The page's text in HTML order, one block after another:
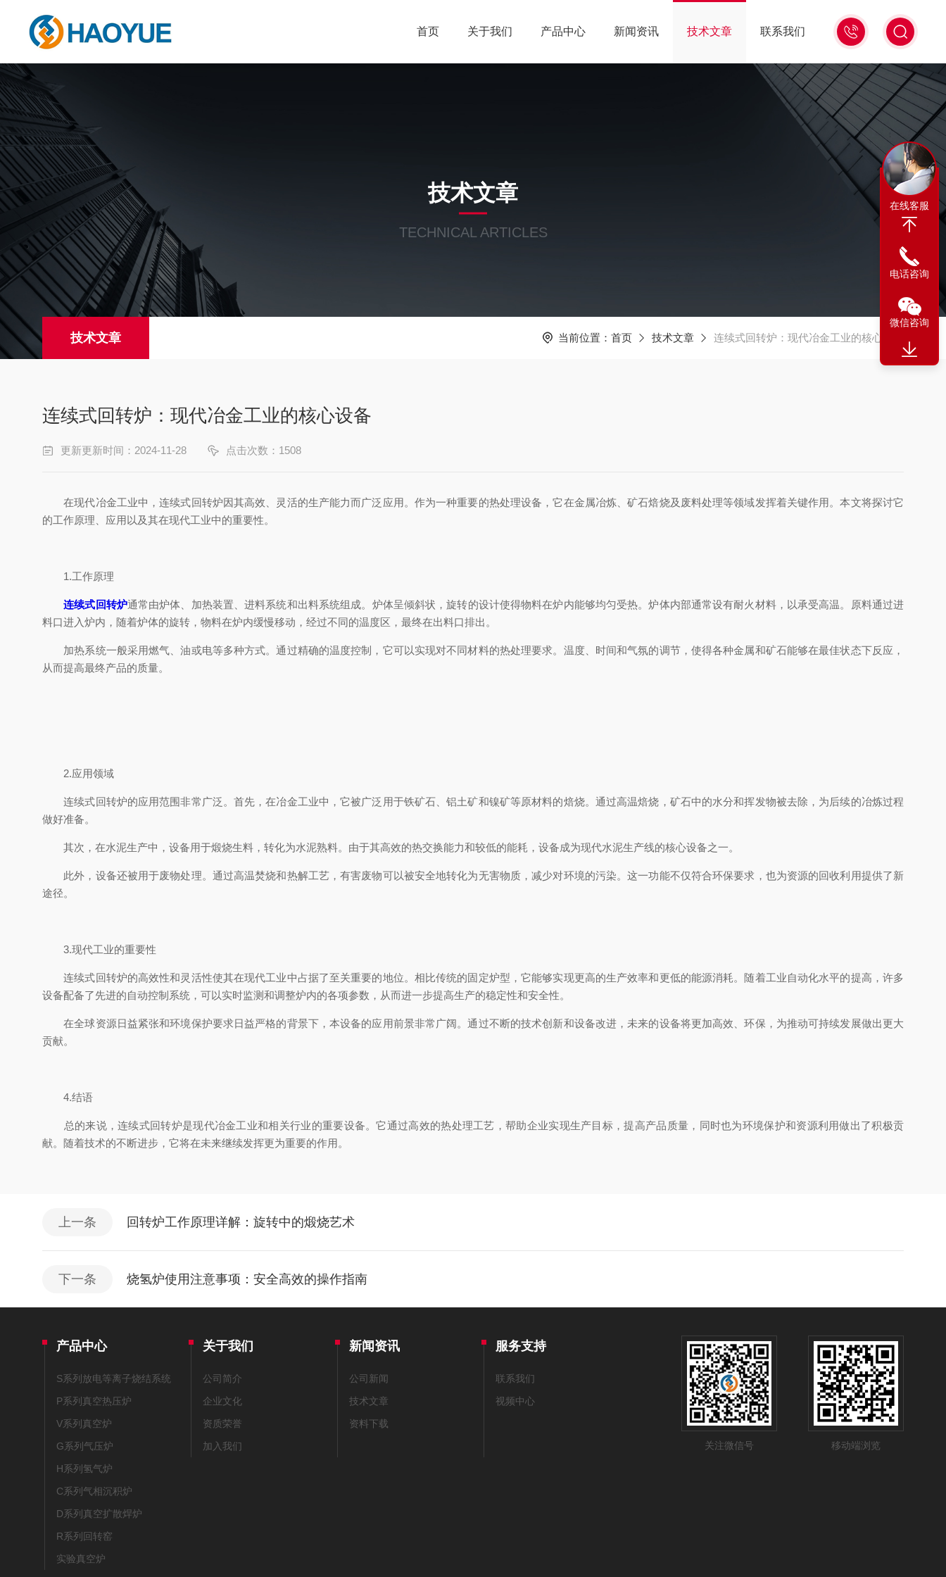
13311665350
首页 关于我们 产品中心 新闻资讯 技术文章 联系我们
技术文章
TECHNICAL ARTICLES
技术文章 当前位置： 首页 技术文章 连续式回转炉：现代冶金工业的核心设备
连续式回转炉：现代冶金工业的核心设备
更新更新时间：2024-11-28 点击次数：1508
在现代冶金工业中，连续式回转炉因其高效、灵活的生产能力而广泛应用。作为一种重要的热处理设备，它在金属冶炼、矿石焙烧及废料处理等领域发挥着关键作用。本文将探讨它
的工作原理、应用以及其在现代工业中的重要性。
1.工作原理
连续式回转炉通常由炉体、加热装置、进料系统和出料系统组成。炉体呈倾斜状，旋转的设计使得物料在炉内能够均匀受热。炉体内部通常设有耐火材料，以承受高温。原料通过进
料口进入炉内，随着炉体的旋转，物料在炉内缓慢移动，经过不同的温度区，最终在出料口排出。
加热系统一般采用燃气、油或电等多种方式。通过精确的温度控制，它可以实现对不同材料的热处理要求。温度、时间和气氛的调节，使得各种金属和矿石能够在最佳状态下反应，
从而提高最终产品的质量。
2.应用领域
连续式回转炉的应用范围非常广泛。首先，在冶金工业中，它被广泛用于铁矿石、铝土矿和镍矿等原材料的焙烧。通过高温焙烧，矿石中的水分和挥发物被去除，为后续的冶炼过程
做好准备。
其次，在水泥生产中，设备用于煅烧生料，转化为水泥熟料。由于其高效的热交换能力和较低的能耗，设备成为现代水泥生产线的核心设备之一。
此外，设备还被用于废物处理。通过高温焚烧和热解工艺，有害废物可以被安全地转化为无害物质，减少对环境的污染。这一功能不仅符合环保要求，也为资源的回收利用提供了新
途径。
3.现代工业的重要性
连续式回转炉的高效性和灵活性使其在现代工业中占据了至关重要的地位。相比传统的固定炉型，它能够实现更高的生产效率和更低的能源消耗。随着工业自动化水平的提高，许多
设备配备了先进的自动控制系统，可以实时监测和调整炉内的各项参数，从而进一步提高生产的稳定性和安全性。
在全球资源日益紧张和环境保护要求日益严格的背景下，本设备的应用前景非常广阔。通过不断的技术创新和设备改进，未来的设备将更加高效、环保，为推动可持续发展做出更大
贡献。
4.结语
总的来说，连续式回转炉是现代冶金工业和相关行业的重要设备。它通过高效的热处理工艺，帮助企业实现生产目标，提高产品质量，同时也为环境保护和资源利用做出了积极贡
献。随着技术的不断进步，它将在未来继续发挥更为重要的作用。
上一条 回转炉工作原理详解：旋转中的煅烧艺术
下一条 烧氢炉使用注意事项：安全高效的操作指南
产品中心
S系列放电等离子烧结系统
P系列真空热压炉
V系列真空炉
G系列气压炉
H系列氢气炉
C系列气相沉积炉
D系列真空扩散焊炉
R系列回转窑
实验真空炉
关于我们
公司简介
企业文化
资质荣誉
加入我们
新闻资讯
公司新闻
技术文章
资料下载
服务支持
联系我们
视频中心
关注微信号 移动端浏览
在线客服
电话咨询
微信咨询